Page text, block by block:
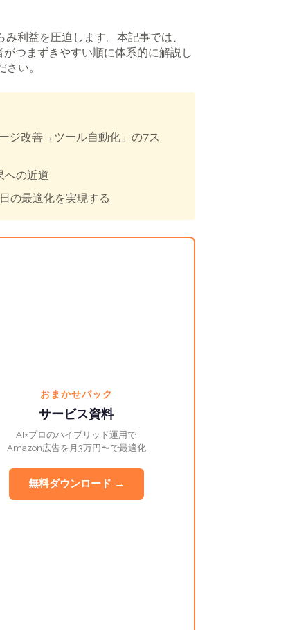
利益を圧迫します。本記事では、
がつまずきやすい順に体系的に解説し
い。
改善→ツール自動化」の7ス
への近道
の最適化を実現する
おまかせパック
サービス資料
AI×プロのハイブリッド運用で
Amazon広告を月3万円〜で最適化
無料ダウンロード →